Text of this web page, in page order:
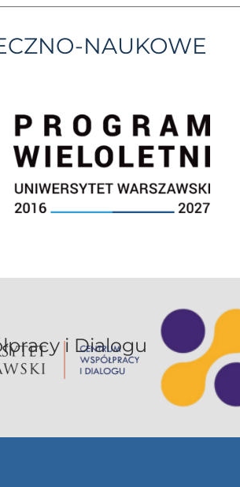
NAUKOWE
Współpracy i Dialogu